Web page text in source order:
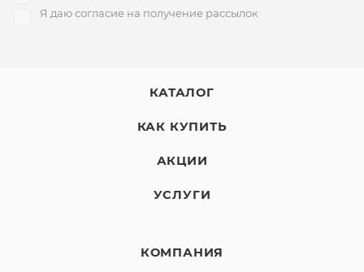
Я даю согласие на получение рассылок
КАТАЛОГ
КАК КУПИТЬ
АКЦИИ
УСЛУГИ
КОМПАНИЯ